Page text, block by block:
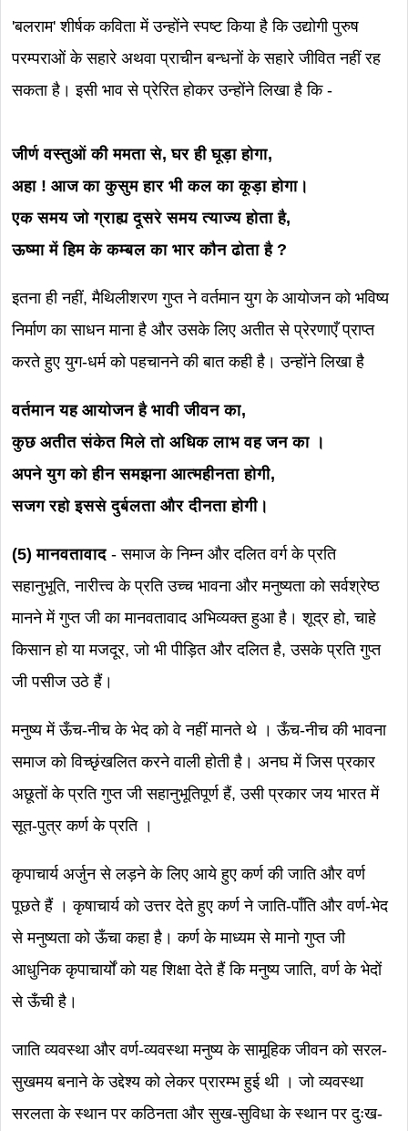
'बलराम' शीर्षक कविता में उन्होंने स्पष्ट किया है कि उद्योगी पुरुष
परम्पराओं के सहारे अथवा प्राचीन बन्धनों के सहारे जीवित नहीं रह
सकता है। इसी भाव से प्रेरित होकर उन्होंने लिखा है कि -
जीर्ण वस्तुओं की ममता से, घर ही घूड़ा होगा,
अहा ! आज का कुसुम हार भी कल का कूड़ा होगा।
एक समय जो ग्राह्य दूसरे समय त्याज्य होता है,
ऊष्मा में हिम के कम्बल का भार कौन ढोता है ?
इतना ही नहीं, मैथिलीशरण गुप्त ने वर्तमान युग के आयोजन को भविष्य
निर्माण का साधन माना है और उसके लिए अतीत से प्रेरणाएँ प्राप्त
करते हुए युग-धर्म को पहचानने की बात कही है। उन्होंने लिखा है
वर्तमान यह आयोजन है भावी जीवन का,
कुछ अतीत संकेत मिले तो अधिक लाभ वह जन का ।
अपने युग को हीन समझना आत्महीनता होगी,
सजग रहो इससे दुर्बलता और दीनता होगी।
(5) मानवतावाद - समाज के निम्न और दलित वर्ग के प्रति
सहानुभूति, नारीत्त्व के प्रति उच्च भावना और मनुष्यता को सर्वश्रेष्ठ
मानने में गुप्त जी का मानवतावाद अभिव्यक्त हुआ है। शूद्र हो, चाहे
किसान हो या मजदूर, जो भी पीड़ित और दलित है, उसके प्रति गुप्त
जी पसीज उठे हैं।
मनुष्य में ऊँच-नीच के भेद को वे नहीं मानते थे । ऊँच-नीच की भावना
समाज को विच्छृंखलित करने वाली होती है। अनघ में जिस प्रकार
अछूतों के प्रति गुप्त जी सहानुभूतिपूर्ण हैं, उसी प्रकार जय भारत में
सूत-पुत्र कर्ण के प्रति ।
कृपाचार्य अर्जुन से लड़ने के लिए आये हुए कर्ण की जाति और वर्ण
पूछते हैं । कृषाचार्य को उत्तर देते हुए कर्ण ने जाति-पाँति और वर्ण-भेद
से मनुष्यता को ऊँचा कहा है। कर्ण के माध्यम से मानो गुप्त जी
आधुनिक कृपाचार्यों को यह शिक्षा देते हैं कि मनुष्य जाति, वर्ण के भेदों
से ऊँची है।
जाति व्यवस्था और वर्ण-व्यवस्था मनुष्य के सामूहिक जीवन को सरल-
सुखमय बनाने के उद्देश्य को लेकर प्रारम्भ हुई थी । जो व्यवस्था
सरलता के स्थान पर कठिनता और सुख-सुविधा के स्थान पर दुःख-